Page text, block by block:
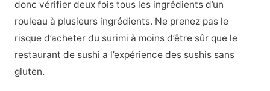
donc vérifier deux fois tous les ingrédients d’un
rouleau à plusieurs ingrédients. Ne prenez pas le
risque d’acheter du surimi à moins d’être sûr que le
restaurant de sushi a l’expérience des sushis sans
gluten.